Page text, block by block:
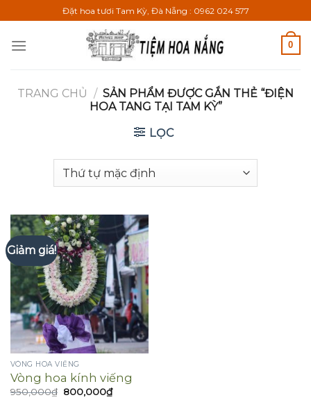
qua
nội
Đặt hoa tươi Tam Kỳ, Đà Nẵng : 0962 024 577
0
TRANG CHỦ / SẢN PHẨM ĐƯỢC GẮN THẺ “ĐIỆN
HOA TANG TẠI TAM KỲ”
LỌC
Giảm giá!
VÒNG HOA VIẾNG
Vòng hoa kính viếng
950,000₫ Giá
800,000₫Giá
hiện